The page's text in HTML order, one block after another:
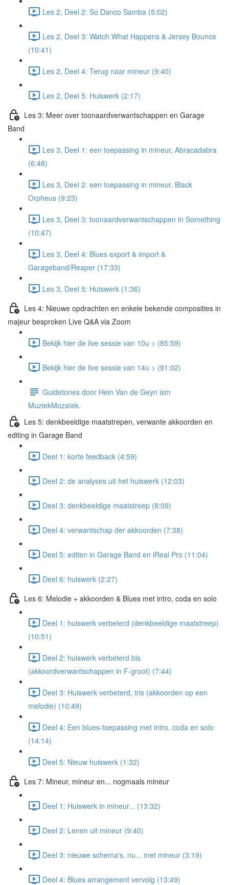
Les 2, Deel 2: So Danco Samba (5:02)
Les 2, Deel 3: Watch What Happens & Jersey Bounce
(10:41)
Les 2, Deel 4: Terug naar mineur (9:40)
Les 2, Deel 5: Huiswerk (2:17)
Les 3: Meer over toonaardverwantschappen en Garage
Band
Les 3, Deel 1: een toepassing in mineur, Abracadabra
(6:48)
Les 3, Deel 2: een toepassing in mineur, Black
Orpheus (9:23)
Les 3, Deel 3: toonaardverwantschappen in Something
(10:47)
Les 3, Deel 4: Blues export & import &
Garageband/Reaper (17:33)
Les 3, Deel 5: Huiswerk (1:36)
Les 4: Nieuwe opdrachten en enkele bekende composities in
majeur besproken Live Q&A via Zoom
Bekijk hier de live sessie van 10u > (85:59)
Bekijk hier de live sessie van 14u > (91:02)
Guidetones door Hein Van de Geyn ism
MuziekMozaïek.
Les 5: denkbeeldige maatstrepen, verwante akkoorden en
editing in Garage Band
Deel 1: korte feedback (4:59)
Deel 2: de analyses uit het huiswerk (12:03)
Deel 3: denkbeeldige maatstreep (8:09)
Deel 4: verwantschap der akkoorden (7:38)
Deel 5: editen in Garage Band en iReal Pro (11:04)
Deel 6: huiswerk (2:27)
Les 6: Melodie + akkoorden & Blues met intro, coda en solo
Deel 1: huiswerk verbeterd (denkbeeldige maatstreep)
(10:51)
Deel 2: huiswerk verbeterd bis
(akkoordverwantschappen in F-groot) (7:44)
Deel 3: Huiswerk verbeterd, tris (akkoorden op een
melodie) (10:49)
Deel 4: Een blues-toepassing met intro, coda en solo
(14:14)
Deel 5: Nieuw huiswerk (1:32)
Les 7: Mineur, mineur en... nogmaals mineur
Deel 1: Huiswerk in mineur... (13:32)
Deel 2: Lenen uit mineur (9:40)
Deel 3: nieuwe schema's, nu... met mineur (3:19)
Deel 4: Blues arrangement vervolg (13:49)